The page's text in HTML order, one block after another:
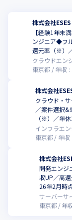
株式会社ESES
【経験1年未
ンジニア◆フ
還元率（※）
点）
クラウドエン
東京都
年収 :
株式会社
クラウド・
／案件選択
（※）／年
インフラエ
東京都
年収 :
株式会社
開発エンジ
収UP／高
26年2月時点
サーバーサ
東京都
年